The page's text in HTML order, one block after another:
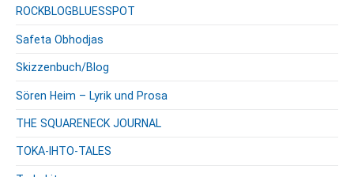
ROCKBLOGBLUESSPOT
Safeta Obhodjas
Skizzenbuch/Blog
Sören Heim – Lyrik und Prosa
THE SQUARENECK JOURNAL
TOKA-IHTO-TALES